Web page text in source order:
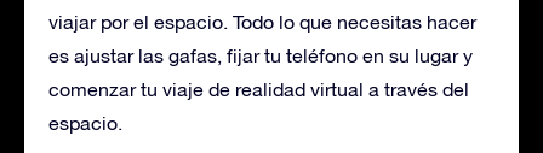
viajar por el espacio. Todo lo que necesitas hacer
es ajustar las gafas, fijar tu teléfono en su lugar y
comenzar tu viaje de realidad virtual a través del
espacio.